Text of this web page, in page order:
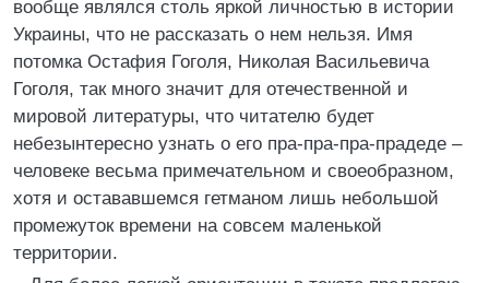
вообще являлся столь яркой личностью в истории
Украины, что не рассказать о нем нельзя. Имя
потомка Остафия Гоголя, Николая Васильевича
Гоголя, так много значит для отечественной и
мировой литературы, что читателю будет
небезынтересно узнать о его пра-пра-пра-прадеде –
человеке весьма примечательном и своеобразном,
хотя и остававшемся гетманом лишь небольшой
промежуток времени на совсем маленькой
территории.